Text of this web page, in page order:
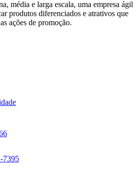
média e larga escala, uma empresa ágil
produtos diferenciados e atrativos que
ações de promoção.
7395